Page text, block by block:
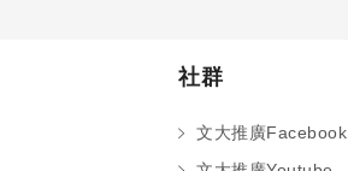
社群
文大推廣Facebook